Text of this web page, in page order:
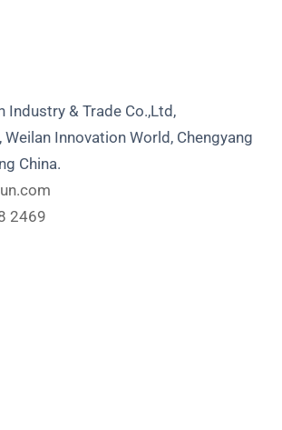
Industry & Trade Co.,Ltd,
Weilan Innovation World, Chengyang
China.
2469